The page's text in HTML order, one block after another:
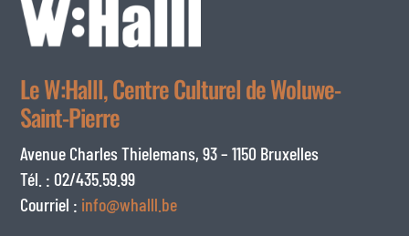
Le W:Halll, Centre Culturel de Woluwe-
Saint-Pierre
Avenue Charles Thielemans, 93 – 1150 Bruxelles
Tél. : 02/435.59.99
Courriel : info@whalll.be